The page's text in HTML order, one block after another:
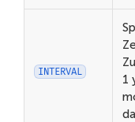
INTERVAL
1